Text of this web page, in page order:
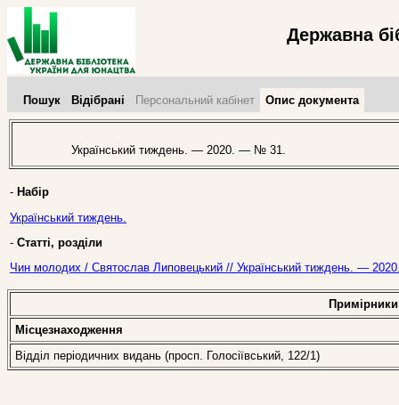
Державна
Пошук Відібрані Персональний кабінет Опис документа
Український тиждень. — 2020. — № 31.
- Набір
Український тиждень.
- Статті, розділи
Чин молодих / Святослав Липовецький // Український тиждень. —
Примірники
Місцезнаходження
Відділ періодичних видань (просп. Голосіївський, 122/1)